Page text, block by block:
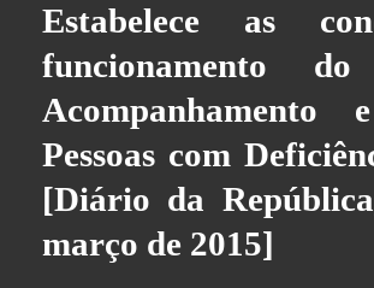
Estabelece as
funcionamento
Pessoas com
[Diário da
março de 2015]